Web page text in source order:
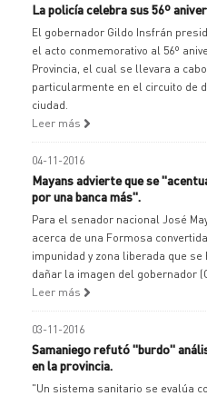
La policía celebra sus 56º
El gobernador Gildo Insfrán
el acto conmemorativo al 56º
Provincia, el cual se llevara a
particularmente en el circuito de
ciudad.
Leer más
04-11-2016
Mayans advierte que se
por una banca más".
Para el senador nacional José
acerca de una Formosa
impunidad y zona liberada que
dañar la imagen del gobernador
Leer más
03-11-2016
Samaniego refutó "burdo"
en la provincia.
"Un sistema sanitario se evalúa